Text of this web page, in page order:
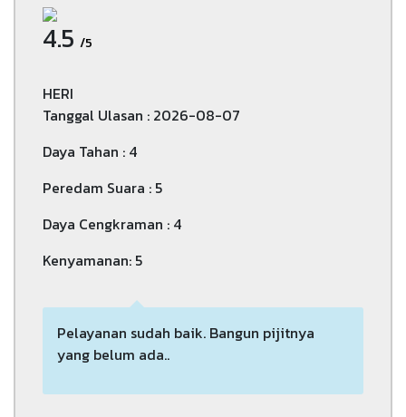
4.5 /5
HERI
Tanggal Ulasan : 2026-08-07
Daya Tahan : 4
Peredam Suara : 5
Daya Cengkraman : 4
Kenyamanan: 5
Pelayanan sudah baik. Bangun pijitnya
yang belum ada..